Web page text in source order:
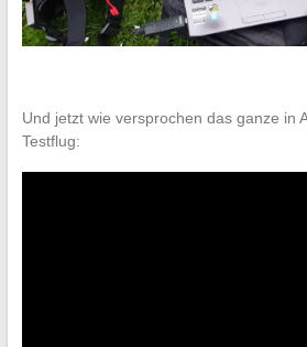
Und jetzt wie versprochen das ganze in
Testflug: